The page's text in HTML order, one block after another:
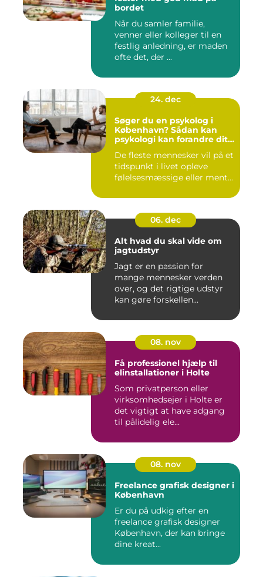
bordet
Når du samler familie,
venner eller kolleger til en
festlig anledning, er maden
ofte det, der ...
24. dec
Søger du en psykolog i
København? Sådan kan
psykologi kan forandre dit
De fleste mennesker vil på et
tidspunkt i livet opleve
følelsesmæssige eller ment...
06. dec
Alt hvad du skal vide om
jagtudstyr
Jagt er en passion for
mange mennesker verden
over, og det rigtige udstyr
kan gøre forskellen...
08. nov
Få professionel hjælp til
elinstallationer i Holte
Som privatperson eller
virksomhedsejer i Holte er
det vigtigt at have adgang
til pålidelig ele...
08. nov
Freelance grafisk designer i
København
Er du på udkig efter en
freelance grafisk designer
København, der kan bringe
dine kreat...